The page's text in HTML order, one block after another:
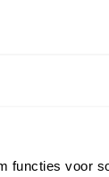
functies voor
zoek naar